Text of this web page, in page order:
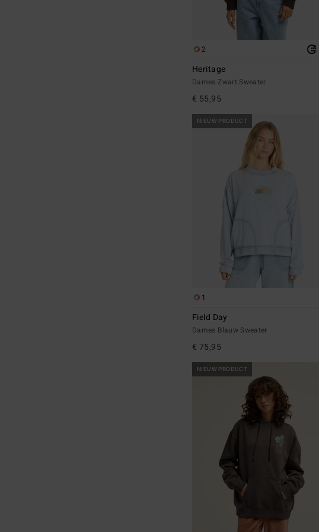
2
Heritage
Dames Zwart Sweater
€ 55,95
NIEUW PRODUCT
1
Field Day
Dames Blauw Sweater
€ 75,95
NIEUW PRODUCT